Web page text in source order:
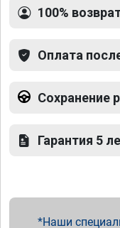
100%
Оплата
Сохранение
Гарантия 5
Наши